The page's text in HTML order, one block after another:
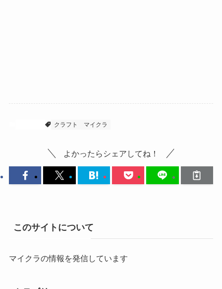
クラフト マイクラ
よかったらシェアしてね！
このサイトについて
マイクラの情報を発信しています